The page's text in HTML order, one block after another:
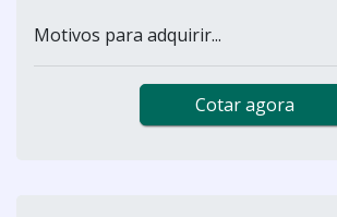
Motivos para adquirir...
Cotar agora